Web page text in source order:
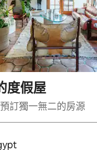
度假屋
訂獨一無二的房源
覽內容時請使用上下箭頭